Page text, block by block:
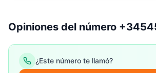
Opiniones del número
¿Este número te llamó?